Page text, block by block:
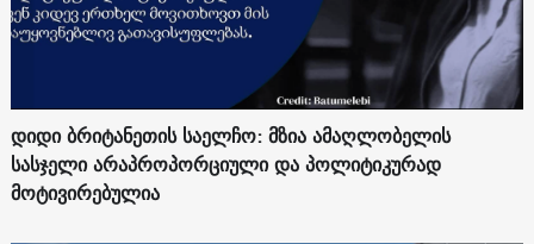
დიდი ბრიტანეთის საელჩო: მზია ამაღლობელის
სასჯელი არაპროპორციული და პოლიტიკურად
მოტივირებულია